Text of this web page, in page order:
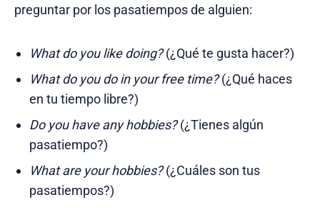
preguntar por los pasatiempos de alguien:
What do you like doing?(¿Qué te gusta hacer?)
What do you do in your free time?(¿Qué haces
en tu tiempo libre?)
Do you have any hobbies?(¿Tienes algún
pasatiempo?)
What are your hobbies?(¿Cuáles son tus
pasatiempos?)